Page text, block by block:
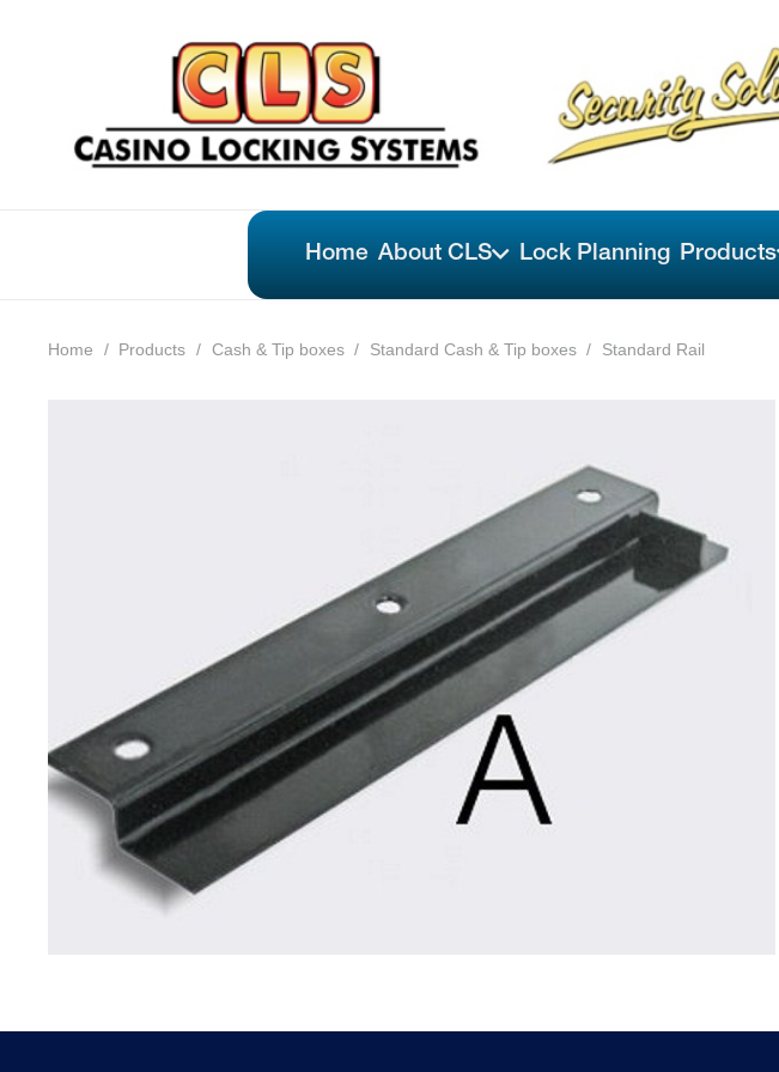
Home About CLS Lock Planning Products
Home / Products / Cash & Tip boxes / Standard Cash & Tip boxes / Standard Rail